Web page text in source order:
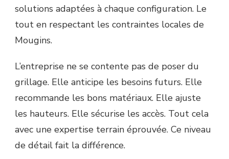
solutions adaptées à chaque configuration. Le
tout en respectant les contraintes locales de
Mougins.
L’entreprise ne se contente pas de poser du
grillage. Elle anticipe les besoins futurs. Elle
recommande les bons matériaux. Elle ajuste
les hauteurs. Elle sécurise les accès. Tout cela
avec une expertise terrain éprouvée. Ce niveau
de détail fait la différence.